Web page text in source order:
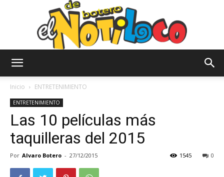
Notiloco
Inicio ENTRETENIMIENTO
ENTRETENIMIENTO
Las 10 películas más
taquilleras del 2015
Por Alvaro Botero - 27/12/2015 0
1545